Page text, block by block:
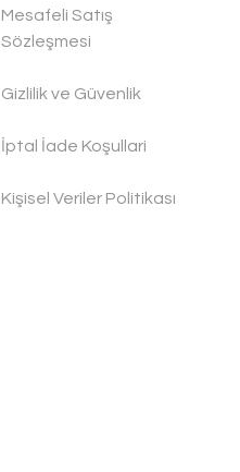
Mesafeli Satış
Sözleşmesi
Gizlilik ve Güvenlik
İptal İade Koşullari
Kişisel Veriler Politikası